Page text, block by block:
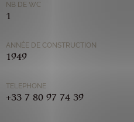
NB DE WC
1
ANNÉE DE CONSTRUCTION
1949
TELEPHONE
+33 7 80 97 74 39